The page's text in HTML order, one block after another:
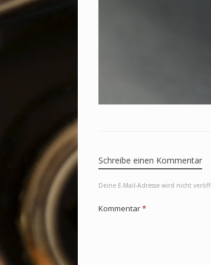
Schreibe einen Kommentar
Deine E-Mail-Adresse wird nicht
Kommentar*